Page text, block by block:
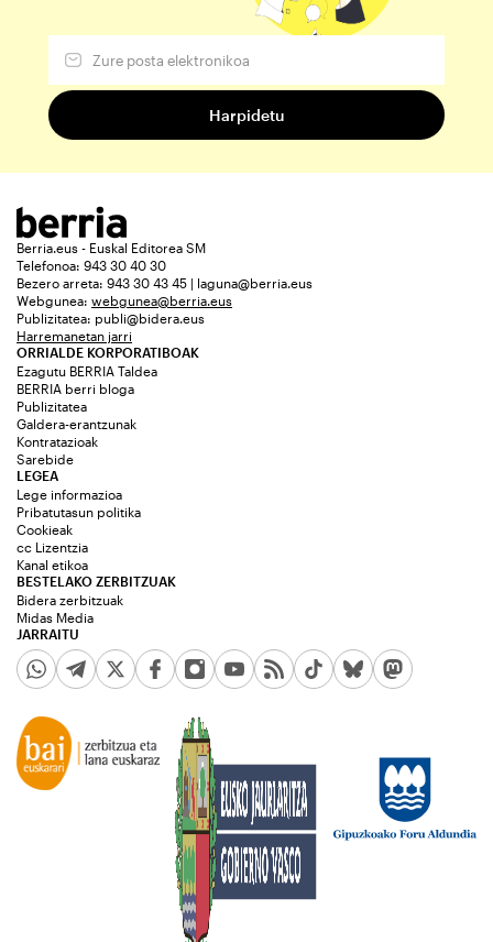
Berria.eus - Euskal Editorea SM
Telefonoa: 943 30 40 30
Bezero arreta: 943 30 43 45 | laguna@berria.eus
Webgunea: webgunea@berria.eus
Publizitatea: publi@bidera.eus
Harremanetan jarri
ORRIALDE KORPORATIBOAK
Ezagutu BERRIA Taldea
BERRIA berri bloga
Publizitatea
Galdera-erantzunak
Kontratazioak
Sarebide
JARRAITU
LEGEA
Lege informazioa
Pribatutasun politika
Cookieak
cc Lizentzia
Kanal etikoa
BESTELAKO ZERBITZUAK
Bidera zerbitzuak
Midas Media